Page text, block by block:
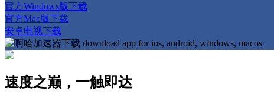
官方Windows版下载
官方Mac版下载
安卓电视下载
速度之巅，一触即达